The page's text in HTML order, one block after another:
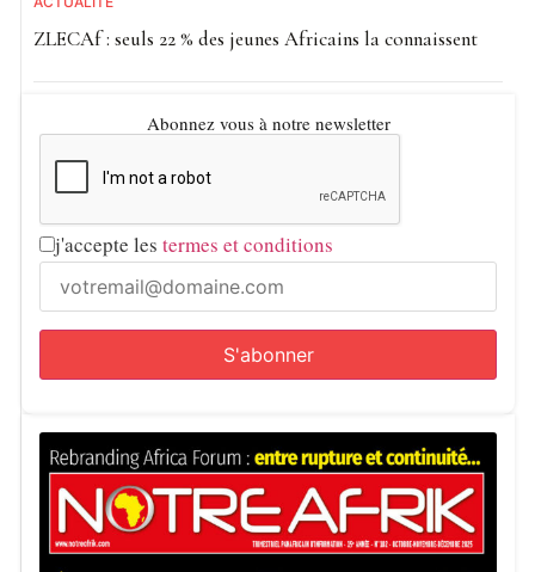
ZLECAf : seuls 22 % des jeunes Africains la connaissent
Abonnez vous à notre newsletter
j'accepte les termes et conditions